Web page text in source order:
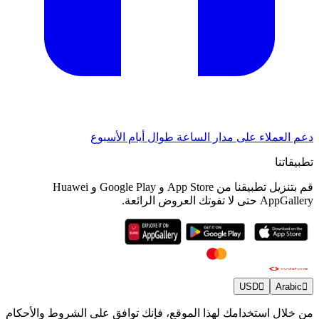
دعم العملاء على مدار الساعة طوال أيام الأسبوع
تطبيقاتنا
قم بتنزيل تطبيقنا من App Store و Google Play و Huawei
AppGallery حتى لا تفوتك العروض الرائعة.
Arabic
USD
من خلال استخدامك لهذا الموقع، فإنك توافق على الشروط والأحكام